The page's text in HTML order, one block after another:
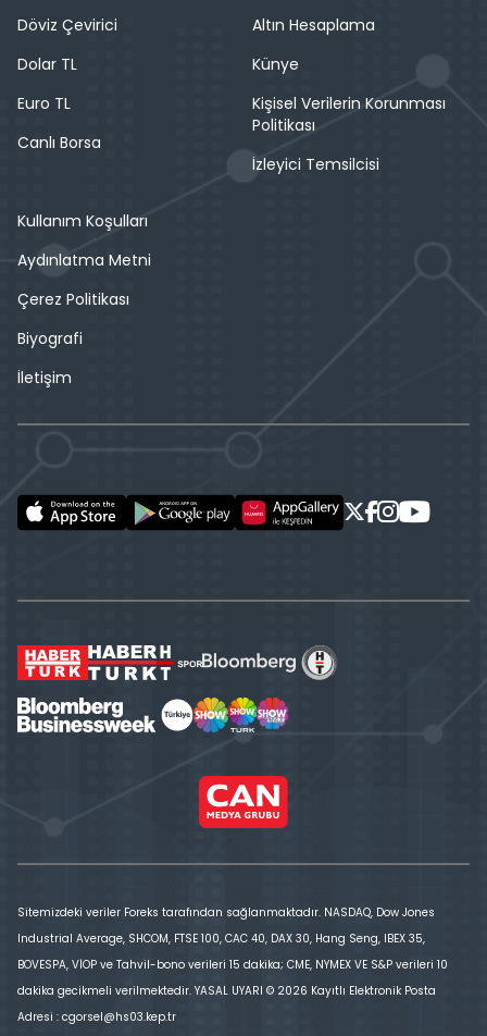
Döviz Çevirici
Dolar TL
Euro TL
Canlı Borsa
Altın Hesaplama
Künye
Kişisel Verilerin Korunması
Politikası
İzleyici Temsilcisi
Kullanım Koşulları
Aydınlatma Metni
Çerez Politikası
Biyografi
İletişim
Sitemizdeki veriler Foreks tarafından sağlanmaktadır. NASDAQ, Dow Jones
Industrial Average, SHCOM, FTSE 100, CAC 40, DAX 30, Hang Seng, IBEX 35,
BOVESPA, VİOP ve Tahvil-bono verileri 15 dakika; CME, NYMEX VE S&P verileri 10
dakika gecikmeli verilmektedir. YASAL UYARI © 2026 Kayıtlı Elektronik Posta
Adresi : cgorsel@hs03.kep.tr